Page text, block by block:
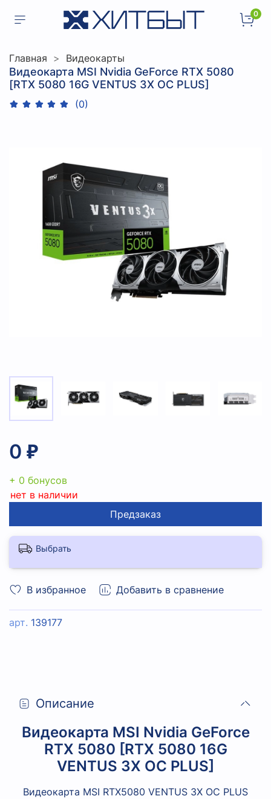
0
Главная Видеокарты
Видеокарта MSI Nvidia GeForce RTX 5080
[RTX 5080 16G VENTUS 3X OC PLUS]
(0)
В избранное Добавить в сравнение
арт. 139177
0 ₽
+ 0 бонусов
нет в наличии
Предзаказ
Выбрать
Описание
Видеокарта MSI Nvidia GeForce
RTX 5080 [RTX 5080 16G
VENTUS 3X OC PLUS]
Видеокарта MSI RTX5080 VENTUS 3X OC PLUS